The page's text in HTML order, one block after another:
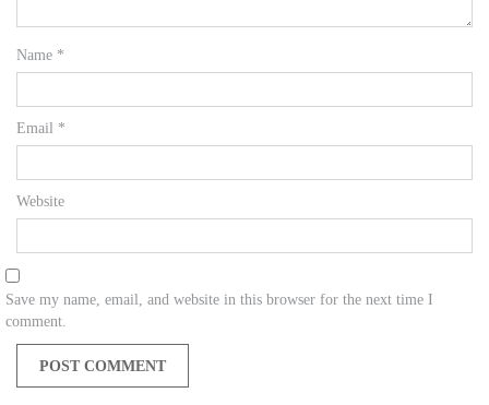
Name *
Email *
Website
Save my name, email, and website in this browser for the next time I
comment.